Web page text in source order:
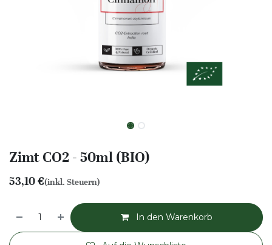
Zimt CO2 - 50ml (BIO)
53,10€(inkl. Steuern)
In den Warenkorb